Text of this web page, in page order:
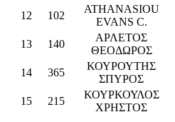
12 102
ATHANASIOU
EVANS C.
13 140
ΑΡΛΕΤΟΣ
ΘΕΟΔΩΡΟΣ
14 365
ΚΟΥΡΟΥΤΗΣ
ΣΠΥΡΟΣ
15 215
ΚΟΥΡΚΟΥΛΟΣ
ΧΡΗΣΤΟΣ